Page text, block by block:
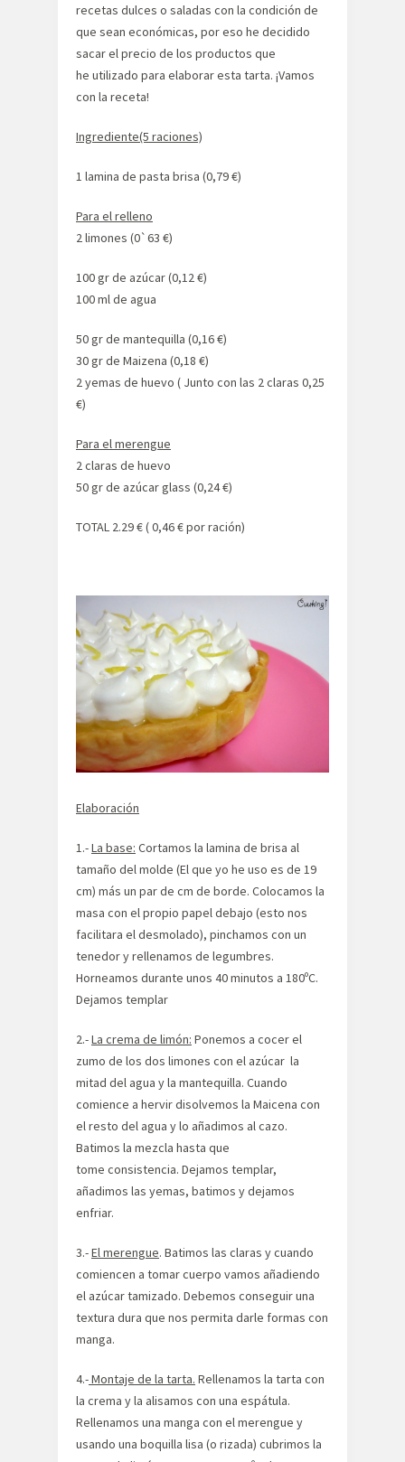
recetas dulces o saladas con la condición de
que sean económicas, por eso he decidido
sacar el precio de los productos que
he utilizado para elaborar esta tarta. ¡Vamos
con la receta!
Ingrediente(5 raciones)
1 lamina de pasta brisa (0,79 €)
Para el relleno
2 limones (0`63 €)
100 gr de azúcar (0,12 €)
100 ml de agua
50 gr de mantequilla (0,16 €)
30 gr de Maizena (0,18 €)
2 yemas de huevo ( Junto con las 2 claras 0,25
€)
Para el merengue
2 claras de huevo
50 gr de azúcar glass (0,24 €)
TOTAL 2.29 € ( 0,46 € por ración)
Elaboración
1.-La base: Cortamos la lamina de brisa al
tamaño del molde (El que yo he uso es de 19
cm) más un par de cm de borde. Colocamos la
masa con el propio papel debajo (esto nos
facilitara el desmolado), pinchamos con un
tenedor y rellenamos de legumbres.
Horneamos durante unos 40 minutos a 180ºC.
Dejamos templar
2.-La crema de limón: Ponemos a cocer el
zumo de los dos limones con el azúcar la
mitad del agua y la mantequilla. Cuando
comience a hervir disolvemos la Maicena con
el resto del agua y lo añadimos al cazo.
Batimos la mezcla hasta que
tome consistencia. Dejamos templar,
añadimos las yemas, batimos y dejamos
enfriar.
3.-El merengue. Batimos las claras y cuando
comiencen a tomar cuerpo vamos añadiendo
el azúcar tamizado. Debemos conseguir una
textura dura que nos permita darle formas con
manga.
4.-Montaje de la tarta. Rellenamos la tarta con
la crema y la alisamos con una espátula.
Rellenamos una manga con el merengue y
usando una boquilla lisa (o rizada) cubrimos la